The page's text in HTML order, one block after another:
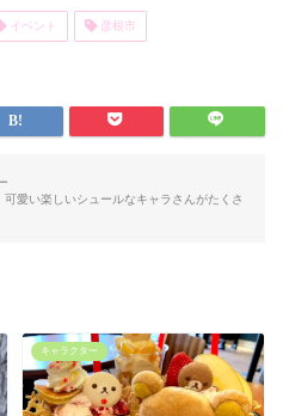
イベント 彦根市
愛い楽しいシュールなキャラさんがたくさ
キャラクター